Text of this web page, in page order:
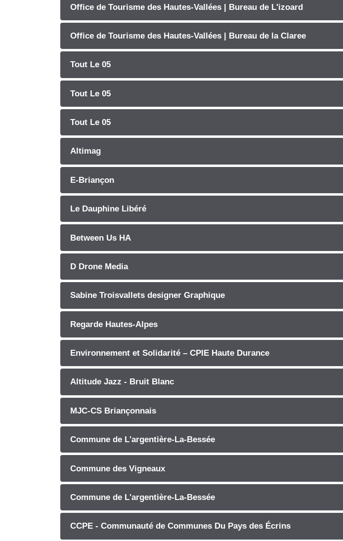
Office de Tourisme des Hautes-Vallées | Bureau de L'izoard
Office de Tourisme des Hautes-Vallées | Bureau de la Claree
Tout Le 05
Tout Le 05
Tout Le 05
Altimag
E-Briançon
Le Dauphine Libéré
Between Us HA
D Drone Media
Sabine Troisvallets designer Graphique
Regarde Hautes-Alpes
Environnement et Solidarité – CPIE Haute Durance
Altitude Jazz - Bruit Blanc
MJC-CS Briançonnais
Commune de L'argentière-La-Bessée
Commune des Vigneaux
Commune de L'argentière-La-Bessée
CCPE - Communauté de Communes Du Pays des Écrins